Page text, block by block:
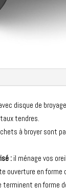
disque de
tendres.
à broyer sont
: il ménage vos
ouverture en forme
terminent en forme